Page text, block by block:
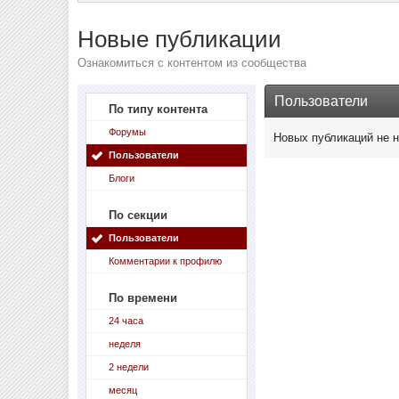
Новые публикации
Ознакомиться с контентом из сообщества
По типу контента
Форумы
Пользователи
Блоги
По секции
Пользователи
Комментарии к профилю
По времени
24 часа
неделя
2 недели
месяц
Пользователи
Новых публикаций не